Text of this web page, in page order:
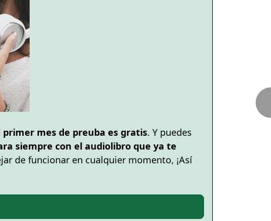
primer mes de preuba es gratis. Y puedes
siempre con el audiolibro que ya te
de funcionar en cualquier momento, ¡Así